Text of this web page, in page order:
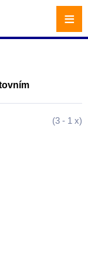
(3 - 1 x)
≡